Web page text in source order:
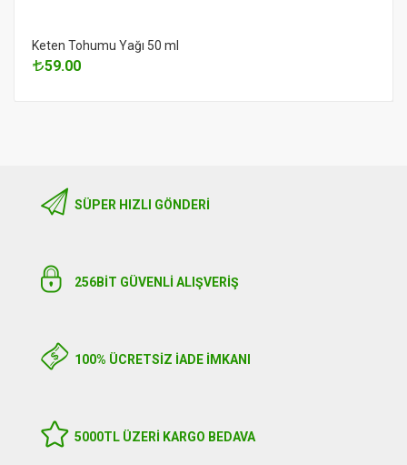
Keten Tohumu Yağı 50 ml
59.00
SÜPER HIZLI GÖNDERI
256BIT GÜVENLİ ALIŞVERİŞ
100% ÜCRETSİZ İADE İMKANI
5000TL ÜZERI KARGO BEDAVA